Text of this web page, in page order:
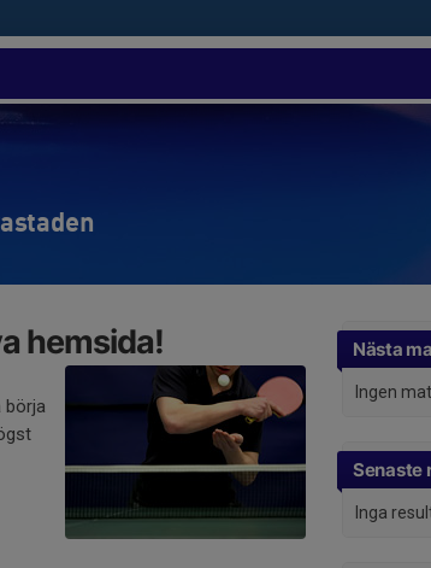
Nästa
Ingen
Senaste
Inga
hemsida!
börja